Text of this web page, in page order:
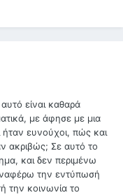
είναι καθαρά
με άφησε με μια
ήταν ευνούχοι, πώς και
ακριβώς; Σε αυτό το
και δεν περιμένω
την εντύπωσή
την κοινωνία το